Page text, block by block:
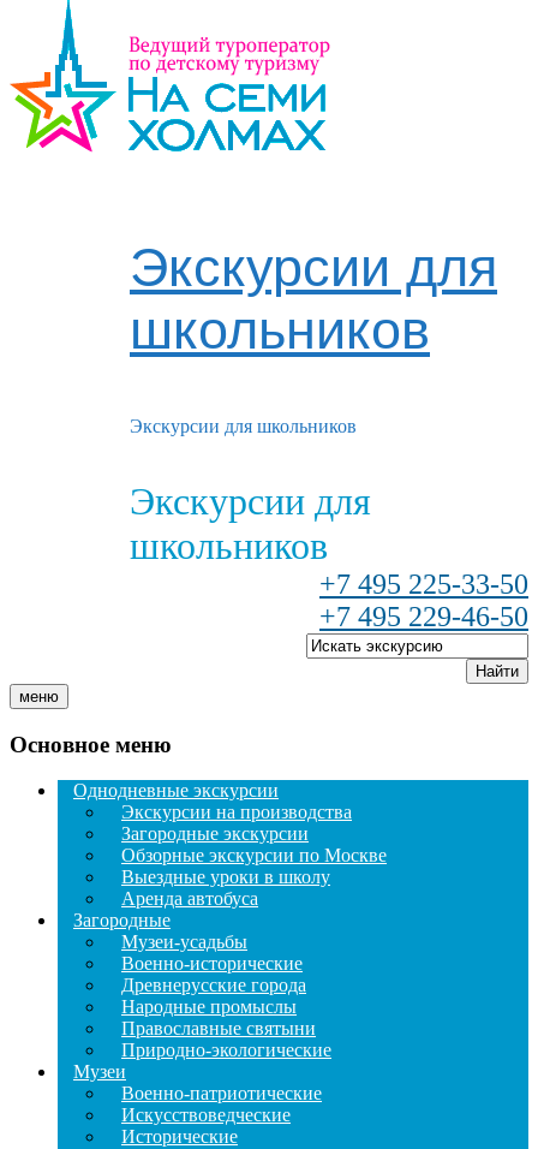
Экскурсии для
школьников
Экскурсии для школьников
Экскурсии для
школьников
+7 495 225-33-50
+7 495 229-46-50
Найти
меню
Основное меню
Однодневные экскурсии
Экскурсии на производства
Загородные экскурсии
Обзорные экскурсии по Москве
Выездные уроки в школу
Аренда автобуса
Загородные
Музеи-усадьбы
Военно-исторические
Древнерусские города
Народные промыслы
Православные святыни
Природно-экологические
Музеи
Военно-патриотические
Искусствоведческие
Исторические